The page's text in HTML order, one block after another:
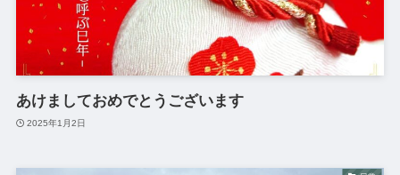
あけましておめでとうございます
2025年1月2日